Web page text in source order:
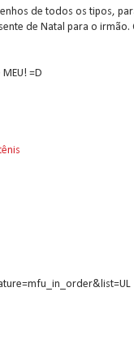
de todos os tipos,
de Natal para o irmão.
=D